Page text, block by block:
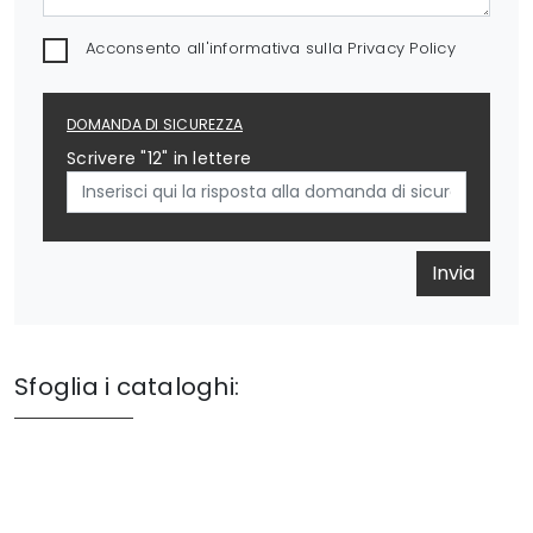
Acconsento all'informativa sulla Privacy Policy
DOMANDA DI SICUREZZA
Scrivere "12" in lettere
Invia
Sfoglia i cataloghi: